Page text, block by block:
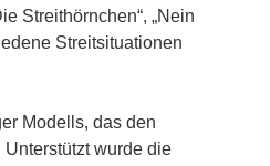
Streithörnchen“, „Nein
Streitsituationen
Modells, das den
wurde die